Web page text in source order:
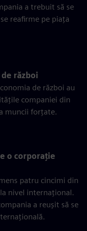
a trebuit să se
reafirme pe piața
război
de război au
companiei din
muncii forțate.
o corporație
patru cincimi din
nivel internațional.
a reușit să se